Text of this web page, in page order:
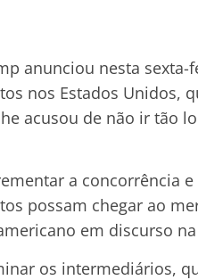
anunciou nesta
nos Estados Unidos,
acusou de não ir tão
a concorrência
possam chegar ao
em discurso
os intermediários,